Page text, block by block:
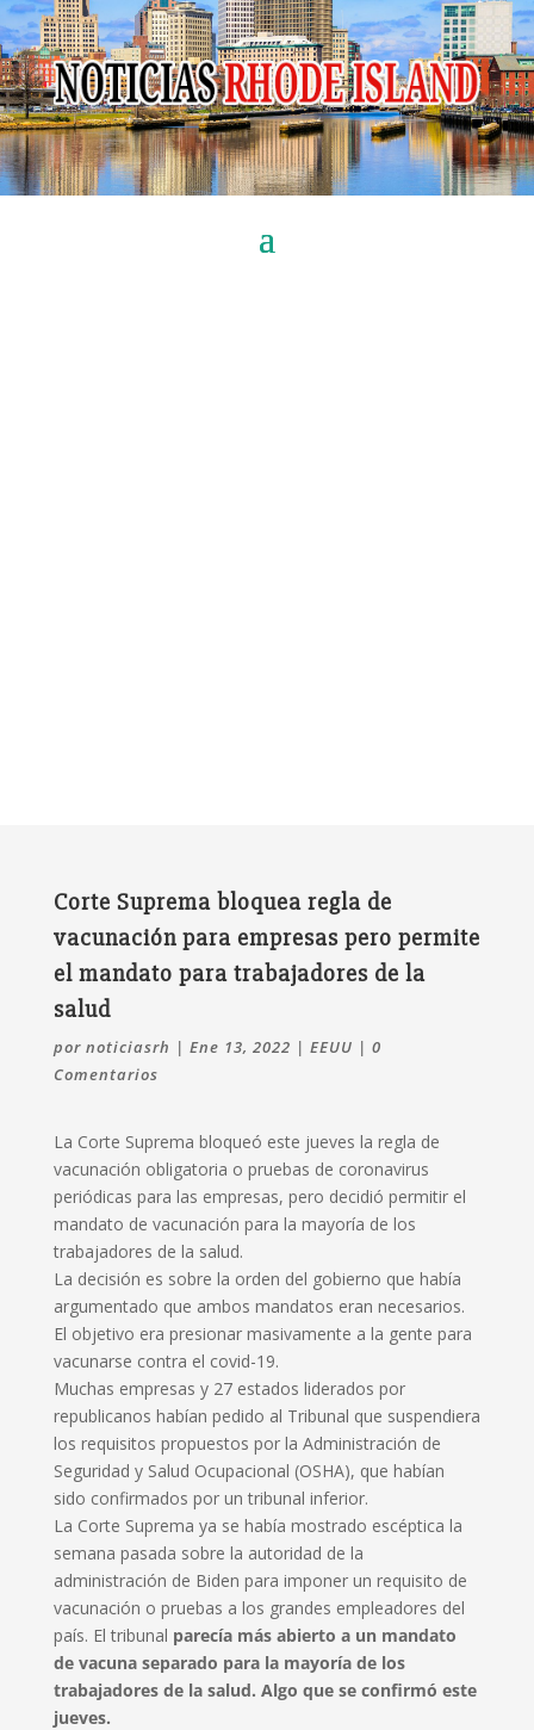
Corte Suprema bloquea regla de
vacunación para empresas pero permite
el mandato para trabajadores de la
salud
por noticiasrh | Ene 13, 2022 | EEUU | 0
Comentarios
La Corte Suprema bloqueó este jueves la regla de
vacunación obligatoria o pruebas de coronavirus
periódicas para las empresas, pero decidió permitir el
mandato de vacunación para la mayoría de los
trabajadores de la salud.
La decisión es sobre la orden del gobierno que había
argumentado que ambos mandatos eran necesarios.
El objetivo era presionar masivamente a la gente para
vacunarse contra el covid-19.
Muchas empresas y 27 estados liderados por
republicanos habían pedido al Tribunal que suspendiera
los requisitos propuestos por la Administración de
Seguridad y Salud Ocupacional (OSHA), que habían
sido confirmados por un tribunal inferior.
La Corte Suprema ya se había mostrado escéptica la
semana pasada sobre la autoridad de la
administración de Biden para imponer un requisito de
vacunación o pruebas a los grandes empleadores del
país. El tribunal parecía más abierto a un mandato
de vacuna separado para la mayoría de los
trabajadores de la salud. Algo que se confirmó este
jueves.